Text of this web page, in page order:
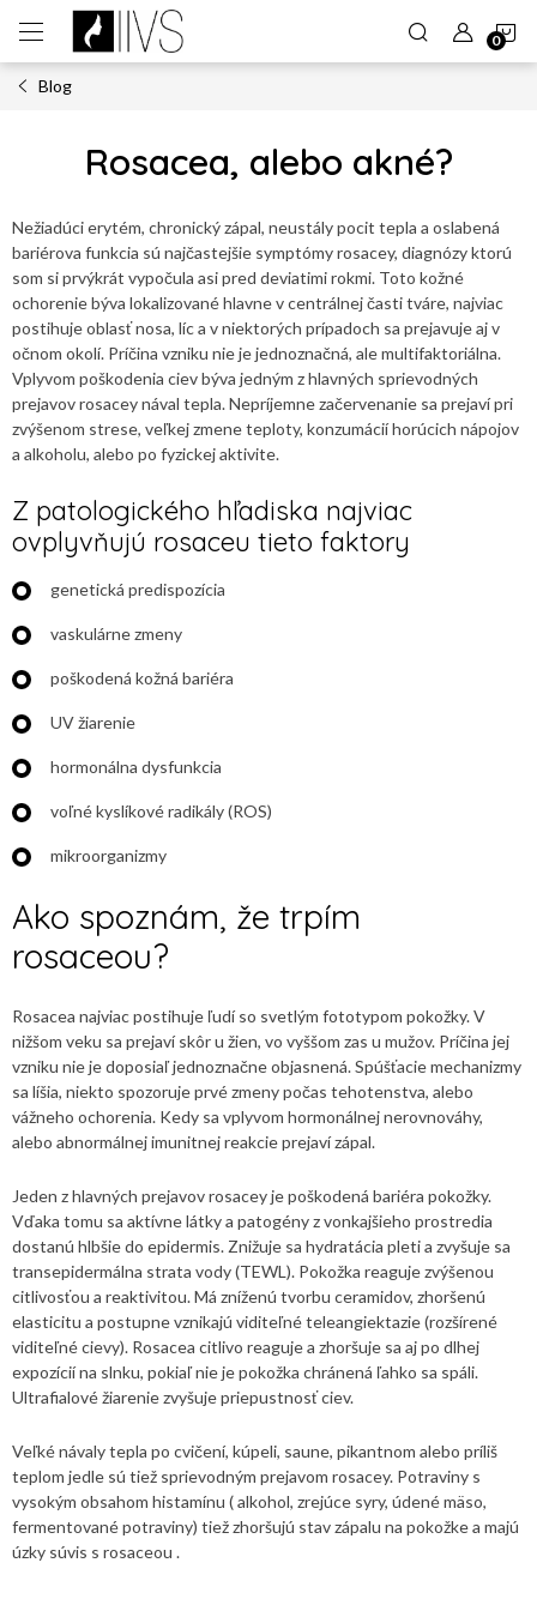
obsah
Blog
Rosacea, alebo akné?
Nežiadúci erytém, chronický zápal, neustály pocit tepla a oslabená
bariérova funkcia sú najčastejšie symptómy rosacey, diagnózy ktorú
som si prvýkrát vypočula asi pred deviatimi rokmi. Toto kožné
ochorenie býva lokalizované hlavne v centrálnej časti tváre, najviac
postihuje oblasť nosa, líc a v niektorých prípadoch sa prejavuje aj v
očnom okolí. Príčina vzniku nie je jednoznačná, ale multifaktoriálna.
Vplyvom poškodenia ciev býva jedným z hlavných sprievodných
prejavov rosacey nával tepla. Nepríjemne začervenanie sa prejaví pri
zvýšenom strese, veľkej zmene teploty, konzumácií horúcich nápojov
a alkoholu, alebo po fyzickej aktivite.
Z patologického hľadiska najviac
ovplyvňujú rosaceu tieto faktory
genetická predispozícia
vaskulárne zmeny
poškodená kožná bariéra
UV žiarenie
hormonálna dysfunkcia
voľné kyslíkové radikály (ROS)
mikroorganizmy
Ako spoznám, že trpím
rosaceou?
Rosacea najviac postihuje ľudí so svetlým fototypom pokožky. V
nižšom veku sa prejaví skôr u žien, vo vyššom zas u mužov. Príčina jej
vzniku nie je doposiaľ jednoznačne objasnená. Spúšťacie mechanizmy
sa líšia, niekto spozoruje prvé zmeny počas tehotenstva, alebo
vážneho ochorenia. Kedy sa vplyvom hormonálnej nerovnováhy,
alebo abnormálnej imunitnej reakcie prejaví zápal.
Jeden z hlavných prejavov rosacey je poškodená bariéra pokožky.
Vďaka tomu sa aktívne látky a patogény z vonkajšieho prostredia
dostanú hlbšie do epidermis. Znižuje sa hydratácia pleti a zvyšuje sa
transepidermálna strata vody (TEWL). Pokožka reaguje zvýšenou
citlivosťou a reaktivitou. Má zníženú tvorbu ceramidov, zhoršenú
elasticitu a postupne vznikajú viditeľné teleangiektazie (rozšírené
viditeľné cievy). Rosacea citlivo reaguje a zhoršuje sa aj po dlhej
expozícií na slnku, pokiaľ nie je pokožka chránená ľahko sa spáli.
Ultrafialové žiarenie zvyšuje priepustnosť ciev.
Veľké návaly tepla po cvičení, kúpeli, saune, pikantnom alebo príliš
teplom jedle sú tiež sprievodným prejavom rosacey. Potraviny s
vysokým obsahom histamínu ( alkohol, zrejúce syry, údené mäso,
fermentované potraviny) tiež zhoršujú stav zápalu na pokožke a majú
úzky súvis s rosaceou .